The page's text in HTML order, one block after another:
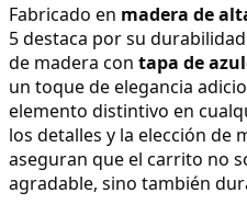
Fabricado en madera de
5 destaca por su
de madera con tapa de
un toque de elegancia
elemento distintivo en
los detalles y la elección de
aseguran que el carrito no
agradable, sino también